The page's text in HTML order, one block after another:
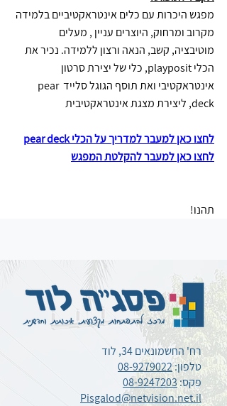
מפגש היכרות עם כלים אינטראקטיביים בלמידה
מקרוב ומרחוק, היוצרים עניין , מעלים
מוטיבציה, קשב, הנאה ורצון ללמידה. נכיר את
הכלי playposit, כלי של יצירת סרטון
אינטראקטיבי ואת תוסף הגוגל סלייד pear
deck, ליצירת מצגת אינטראקטיבית
לחצו כאן למעבר למדריך על הכלי pear deck
לחצו כאן למעבר להקלטת המפגש
תהנו!
רח' החשמונאים 34, לוד
טלפון:08-9279022
פקס:08-9247203
Pisgalod@netvision.net.il